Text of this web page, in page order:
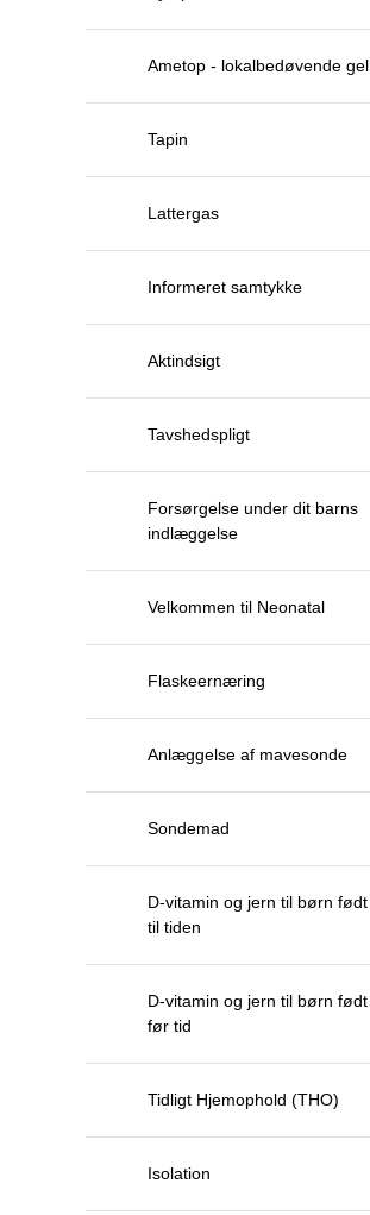
Ametop - lokalbedøvende gel
Tapin
Lattergas
Informeret samtykke
Aktindsigt
Tavshedspligt
Forsørgelse under dit barns
indlæggelse
Velkommen til Neonatal
Flaskeernæring
Anlæggelse af mavesonde
Sondemad
D-vitamin og jern til børn født
til tiden
D-vitamin og jern til børn født
før tid
Tidligt Hjemophold (THO)
Isolation